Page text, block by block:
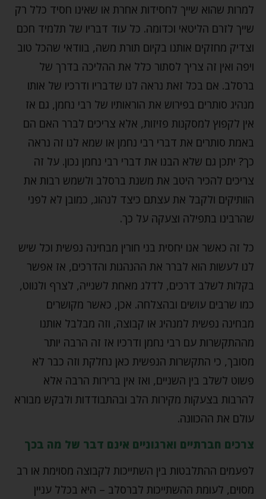
למרות שהוא שייך לחסידות אחרת או שאינו חסיד כלל רק
שייך לזרם הליטאי וכדומה. כל עוד דבריו של תלמיד חכם
וצדיק מחזקים אותנו בקיום תורת משה, בוודאי שהכל טוב
ויפה ואין זה צריך לסתור כלל את ההליכה בדרך של
ברסלב. אם בכל זאת נראה לנו שדבריו ודרכיו של אותו
מנהיג סותרים בפירוש את הוראותיו של רבי נחמן, גם אז
אין לקפוץ למסקנות פזיזות, אלא צריכים לברר האם הם
באמת סותרים את דברי רבי נחמן או שמא לנו זה נראה
כך? יתכן גם שלא הבנו את דברי רבי נחמן נכון. על זה
צריכים להכיר היטב את משנת ברסלב ולשמש רבות את
הוותיקים ולקבל את עצתם כיצד לנהוג, כמובן לא לפני
שהרבינו בתפילה וצעקה על כך.
כל זה כאשר אנו יחסית בני חורין מבחינה נפשית וכל שיש
לנו לעשות הוא לברר את ההנהגות והדרכים, אז אפשר
בקלות לשלב דרכים, לדלג מאחת לשנייה, לצרף ולנווט,
כמו שרבים עושים ובהצלחה. אכן, כאשר מקושרים
מבחינה נפשית למנהיג או קבוצה, וזה מבלבל אותנו
מההתקשרות עם רבי נחמן ודרכיו אז זה הרבה יותר
מסובך, כי התקשרות הנפשית כאן נחלקת וזה כבר לא
פשוט לשלב בין השניים, ואז אין ברירות הרבה אלא
להרבות בצעקות מקירות הלב ובהתבודדות ולבקש מבורא
עולם את ההכוונה.
צרכים חברתיים וארגוניים אינם דבר של מה בכך
לפעמים ההתלבטות בין השתייכות לקבוצה מסוימת או רב
מסוים, לעומת ההשתייכות לברסלב – היא בכלל עניין